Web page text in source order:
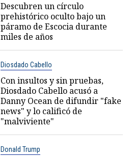
Descubren un círculo
prehistórico oculto bajo un
páramo de Escocia durante
miles de años
Diosdado Cabello
Con insultos y sin pruebas,
Diosdado Cabello acusó a
Danny Ocean de difundir "fake
news" y lo calificó de
"malviviente"
Donald Trump